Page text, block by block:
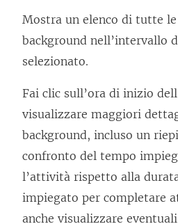
Mostra un elenco di tutte
background nell’intervallo
selezionato.
Fai clic sull’ora di inizio
visualizzare maggiori
background, incluso un
confronto del tempo
l’attività rispetto alla
impiegato per completare
anche visualizzare